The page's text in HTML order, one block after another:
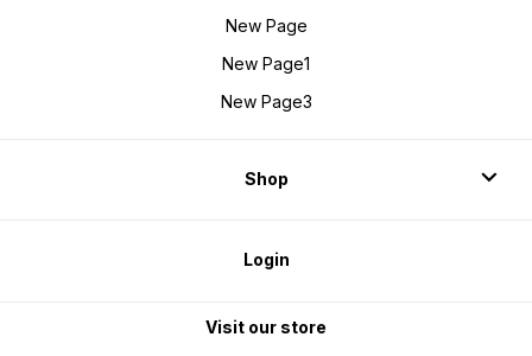
New Page
New Page1
New Page3
Shop
Login
Visit our store